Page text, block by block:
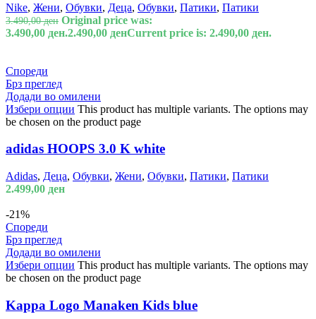
Nike, Жени, Обувки, Деца, Обувки, Патики, Патики
3.490,00ден Original price was:
3.490,00 ден.2.490,00 денCurrent price is: 2.490,00 ден.
Спореди
Брз преглед
Додади во омилени
Избери опции This product has multiple variants. The options may
be chosen on the product page
adidas HOOPS 3.0 K white
Adidas, Деца, Обувки, Жени, Обувки, Патики, Патики
2.499,00 ден
-21%
Спореди
Брз преглед
Додади во омилени
Избери опции This product has multiple variants. The options may
be chosen on the product page
Kappa Logo Manaken Kids blue